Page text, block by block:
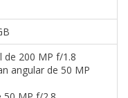
de 200 MP f/1.8
angular de 50 MP